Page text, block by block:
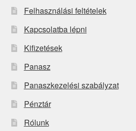
Felhasználási feltételek
Kapcsolatba lépni
Kifizetések
Panasz
Panaszkezelési szabályzat
Pénztár
Rólunk